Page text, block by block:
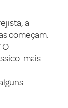
a
começam.
O
mais